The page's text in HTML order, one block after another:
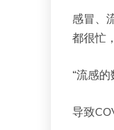
感冒、
都很忙
“流感
导致